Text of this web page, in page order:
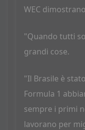
WEC
"Quando tutti
grandi cose.
"Il Brasile è
Formula 1
sempre i primi
lavorano per